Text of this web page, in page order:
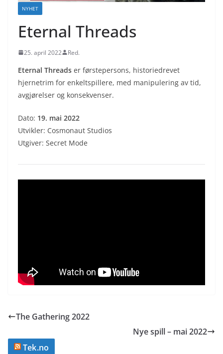
NYHET
Eternal Threads
25. april 2022 Red.
Eternal Threads er førstepersons, historiedrevet
hjernetrim for enkeltspillere, med manipulering av tid,
avgjørelser og konsekvenser.
Dato: 19. mai 2022
Utvikler: Cosmonaut Studios
Utgiver: Secret Mode
The Gathering 2022
Nye spill – mai 2022
Tek.no